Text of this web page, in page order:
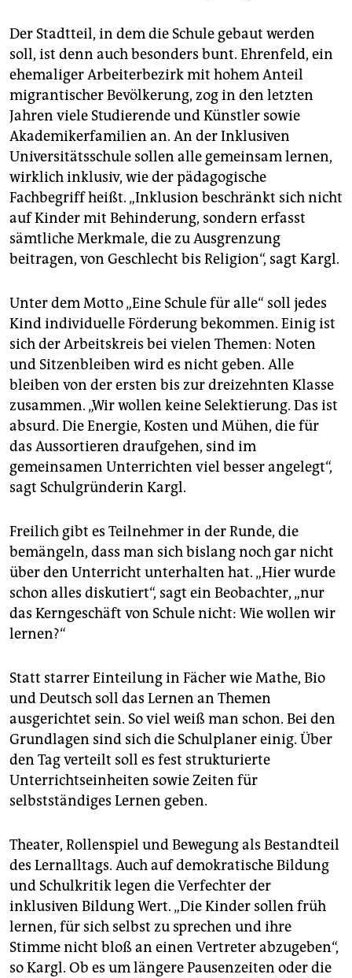
Der Stadtteil, in dem die Schule gebaut werden
soll, ist denn auch besonders bunt. Ehrenfeld, ein
ehemaliger Arbeiterbezirk mit hohem Anteil
migrantischer Bevölkerung, zog in den letzten
Jahren viele Studierende und Künstler sowie
Akademikerfamilien an. An der Inklusiven
Universitätsschule sollen alle gemeinsam lernen,
wirklich inklusiv, wie der pädagogische
Fachbegriff heißt. „Inklusion beschränkt sich nicht
auf Kinder mit Behinderung, sondern erfasst
sämtliche Merkmale, die zu Ausgrenzung
beitragen, von Geschlecht bis Religion“, sagt Kargl.
Unter dem Motto „Eine Schule für alle“ soll jedes
Kind individuelle Förderung bekommen. Einig ist
sich der Arbeitskreis bei vielen Themen: Noten
und Sitzenbleiben wird es nicht geben. Alle
bleiben von der ersten bis zur dreizehnten Klasse
zusammen. „Wir wollen keine Selektierung. Das ist
absurd. Die Energie, Kosten und Mühen, die für
das Aussortieren draufgehen, sind im
gemeinsamen Unterrichten viel besser angelegt“,
sagt Schulgründerin Kargl.
Freilich gibt es Teilnehmer in der Runde, die
bemängeln, dass man sich bislang noch gar nicht
über den Unterricht unterhalten hat. „Hier wurde
schon alles diskutiert“, sagt ein Beobachter, „nur
das Kerngeschäft von Schule nicht: Wie wollen wir
lernen?“
Statt starrer Einteilung in Fächer wie Mathe, Bio
und Deutsch soll das Lernen an Themen
ausgerichtet sein. So viel weiß man schon. Bei den
Grundlagen sind sich die Schulplaner einig. Über
den Tag verteilt soll es fest strukturierte
Unterrichtseinheiten sowie Zeiten für
selbstständiges Lernen geben.
Theater, Rollenspiel und Bewegung als Bestandteil
des Lernalltags. Auch auf demokratische Bildung
und Schulkritik legen die Verfechter der
inklusiven Bildung Wert. „Die Kinder sollen früh
lernen, für sich selbst zu sprechen und ihre
Stimme nicht bloß an einen Vertreter abzugeben“,
so Kargl. Ob es um längere Pausenzeiten oder die